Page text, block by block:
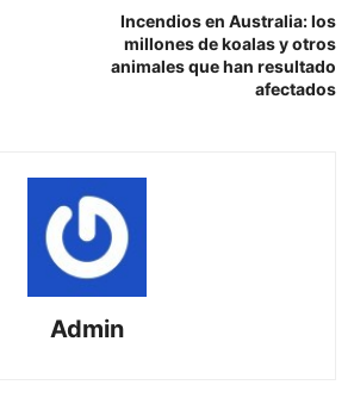
Incendios en Australia: los
millones de koalas y otros
animales que han resultado
afectados
Admin